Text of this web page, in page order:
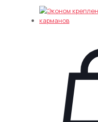
плоских
карманов